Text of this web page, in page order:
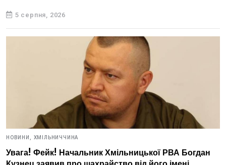
5 серпня, 2026
НОВИНИ, ХМІЛЬНИЧЧИНА
Увага! Фейк! Начальник Хмільницької РВА Богдан